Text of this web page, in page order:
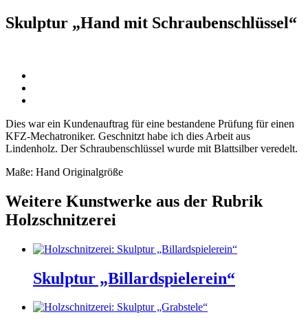
Skulptur „Hand mit Schraubenschlüssel“
Dies war ein Kundenauftrag für eine bestandene Prüfung für einen
KFZ-Mechatroniker. Geschnitzt habe ich dies Arbeit aus
Lindenholz. Der Schraubenschlüssel wurde mit Blattsilber veredelt.
Maße: Hand Originalgröße
Weitere Kunstwerke aus der Rubrik
Holzschnitzerei
Skulptur „Billardspielerein“